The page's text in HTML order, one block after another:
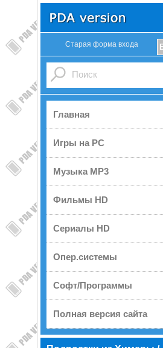
Старая форма входа
Главная
Игры на PC
Музыка MP3
Фильмы HD
Сериалы HD
Опер.системы
Софт/Программы
Полная версия сайта